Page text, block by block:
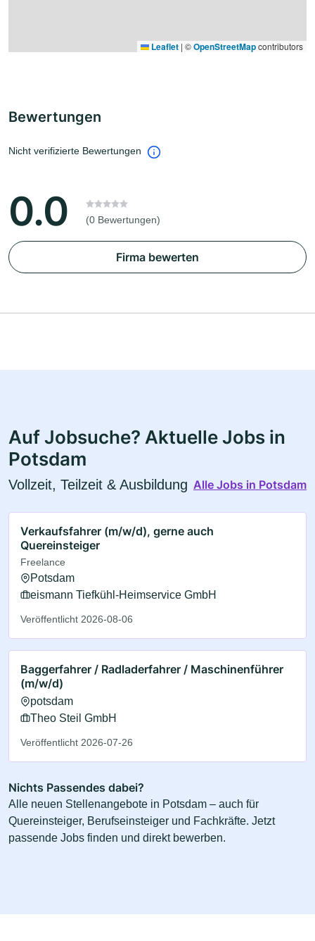
Leaflet | ©OpenStreetMapcontributors
Bewertungen
Nicht verifizierte Bewertungen
0.0 (0 Bewertungen)
Firma bewerten
Auf Jobsuche? Aktuelle Jobs in
Potsdam
Vollzeit, Teilzeit & Ausbildung Alle Jobs in Potsdam
Verkaufsfahrer (m/w/d), gerne auch
Quereinsteiger
Freelance
Potsdam
eismann Tiefkühl-Heimservice GmbH
Veröffentlicht 2026-08-06
Baggerfahrer / Radladerfahrer / Maschinenführer
(m/w/d)
potsdam
Theo Steil GmbH
Veröffentlicht 2026-07-26
Nichts Passendes dabei?
Alle neuen Stellenangebote in Potsdam – auch für
Quereinsteiger, Berufseinsteiger und Fachkräfte. Jetzt
passende Jobs finden und direkt bewerben.